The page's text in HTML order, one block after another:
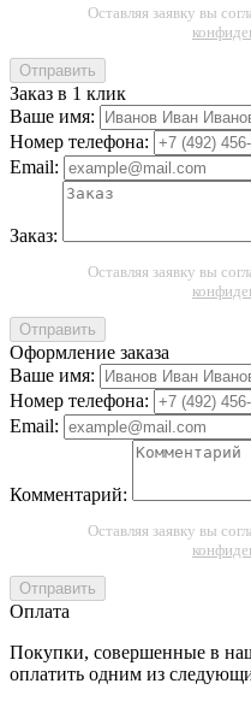
Оставляя заявку вы
Отправить
Заказ в 1 клик
Ваше имя:
Номер телефона:
Email:
Заказ:
Оставляя заявку вы
Отправить
Оформление заказа
Ваше имя:
Номер телефона:
Email:
Комментарий:
Оставляя заявку вы
Отправить
Оплата
Покупки, совершенные в
оплатить одним из